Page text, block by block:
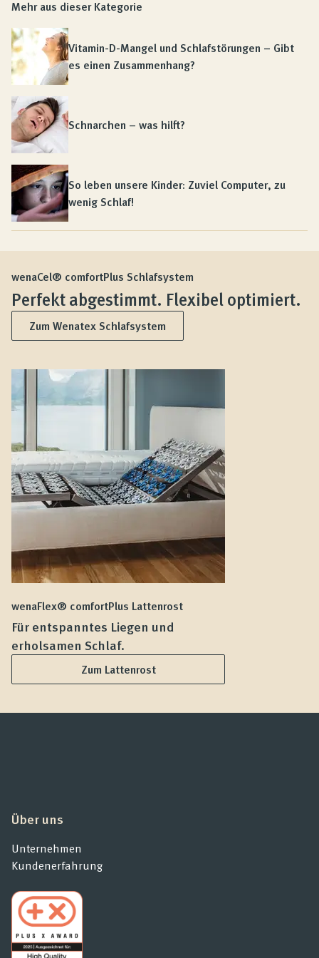
Mehr aus dieser Kategorie
Vitamin-D-Mangel und Schlafstörungen – Gibt
es einen Zusammenhang?
Schnarchen – was hilft?
So leben unsere Kinder: Zuviel Computer, zu
wenig Schlaf!
wenaCel® comfortPlus Schlafsystem
Perfekt abgestimmt. Flexibel optimiert.
Zum Wenatex Schlafsystem
wenaFlex® comfortPlus Lattenrost
Für entspanntes Liegen und
erholsamen Schlaf.
Zum Lattenrost
Über uns
Unternehmen
Kundenerfahrung